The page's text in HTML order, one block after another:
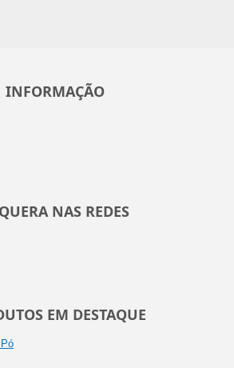
INFORMAÇÃO
NAS REDES
EM DESTAQUE